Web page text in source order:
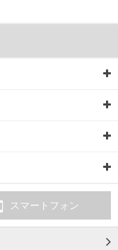
スマートフォン